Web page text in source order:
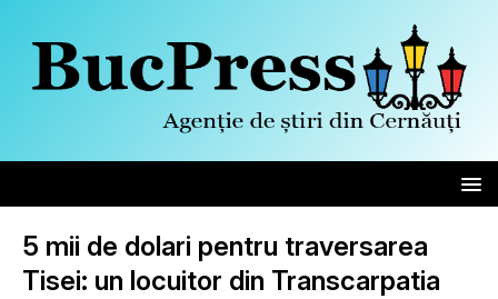
5 mii de dolari pentru traversarea
Tisei: un locuitor din Transcarpatia